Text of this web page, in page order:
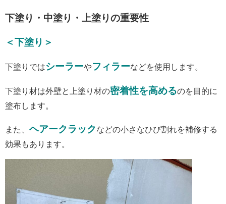
下塗り・中塗り・上塗りの重要性
＜下塗り＞
下塗りではシーラーやフィラーなどを使用します。
下塗り材は外壁と上塗り材の密着性を高めるのを目的に
塗布します。
また、 ヘアークラックなどの小さなひび割れを補修する
効果もあります。